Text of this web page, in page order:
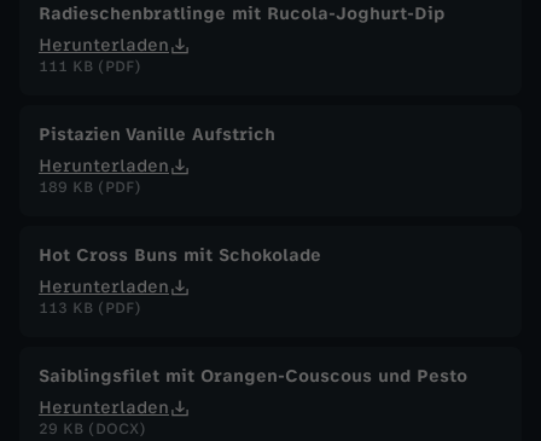
Radieschenbratlinge mit Rucola-Joghurt-Dip
Herunterladen
111 KB (PDF)
Pistazien Vanille Aufstrich
Herunterladen
189 KB (PDF)
Hot Cross Buns mit Schokolade
Herunterladen
113 KB (PDF)
Saiblingsfilet mit Orangen-Couscous und Pesto
Herunterladen
29 KB (DOCX)